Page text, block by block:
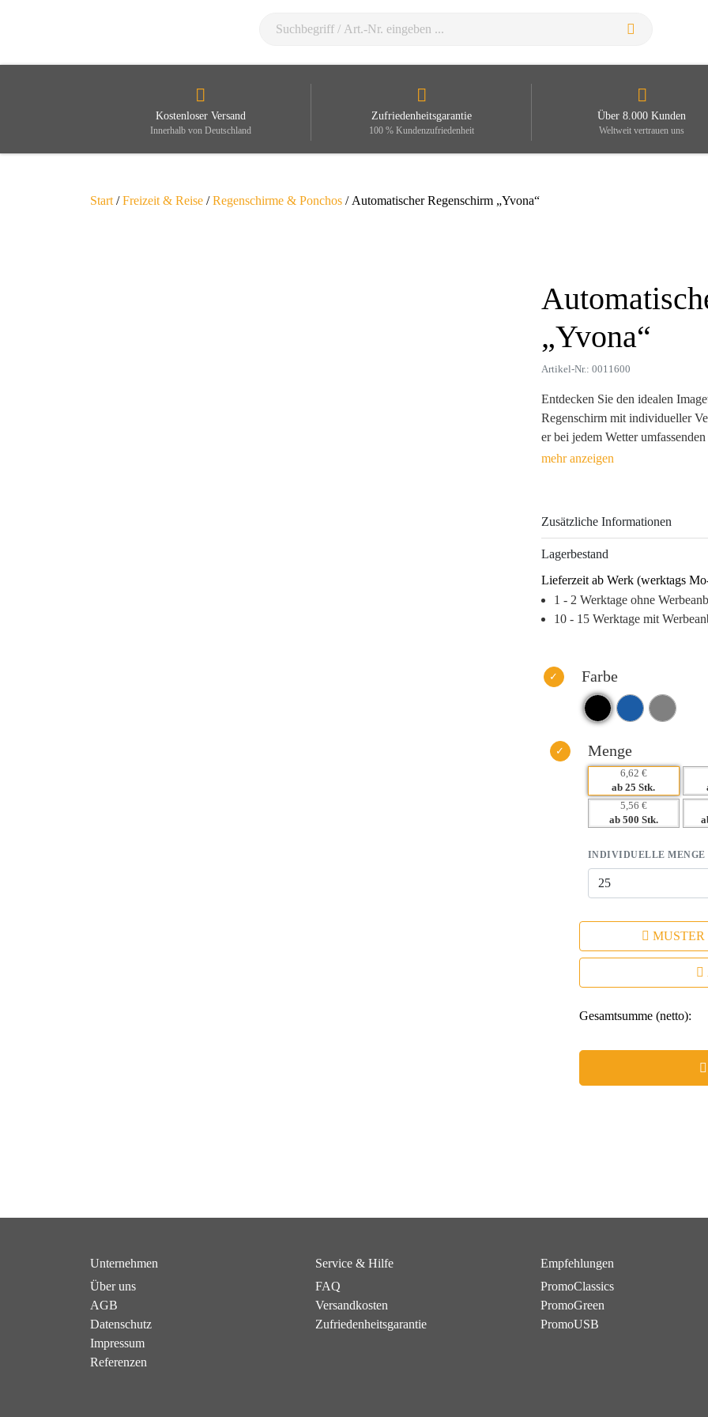
Kostenloser Versand
Innerhalb von Deutschland
Zufriedenheitsgarantie
100 % Kundenzufriedenheit
Über 8.000 Kunden
Weltweit vertrauen uns
Start /Freizeit & Reise /Regenschirme & Ponchos / Automatischer Regenschirm „Yvona“
„Yvona“
Artikel-Nr.: 0011600
Entdecken Sie den idealen
Regenschirm mit individueller
er bei jedem Wetter
RPET, kombiniert er
faltbare Regenschirm ist nicht
Werbeaktionen, Messen oder als
Stärken Sie Ihre
Werbeartikel, der nicht in der
– Hohe Sichtbarkeit und
– Nützlicher Begleiter, der im
– Umweltfreundliche
– Praktisches Design fördert
Zusätzliche Informationen
Lagerbestand
Lieferzeit ab Werk (werktags
1 - 2 Werktage ohne
10 - 15 Werktage mit
Farbe
Menge
6,62 €
ab 25 Stk.
5,56 €
ab 500 Stk.
INDIVIDUELLE MENGE
MUSTER
Gesamtsumme (netto):
Unternehmen
Über uns
AGB
Datenschutz
Impressum
Referenzen
Service & Hilfe
FAQ
Versandkosten
Zufriedenheitsgarantie
Empfehlungen
PromoClassics
PromoGreen
PromoUSB